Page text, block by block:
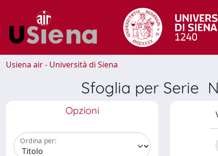
Usiena air - Università di Siena
Sfoglia per Serie
Opzioni
Ordina per: